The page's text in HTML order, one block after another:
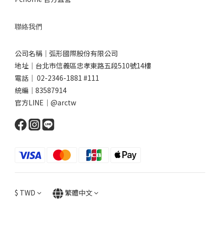
聯絡我們
公司名稱｜弧形國際股份有限公司
地址｜台北市信義區忠孝東路五段510號14樓
電話｜ 02-2346-1881 #111
統編｜83587914
官方LINE｜@arctw
$ TWD 繁體中文